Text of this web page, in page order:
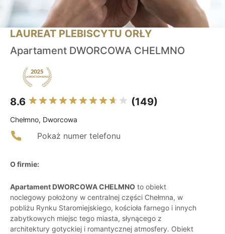
LAUREAT PLEBISCYTU ORŁY
Apartament DWORCOWA CHELMNO
8.6 (149)
Chełmno, Dworcowa
Pokaż numer telefonu
O firmie:
Apartament DWORCOWA CHELMNO to obiekt
noclegowy położony w centralnej części Chełmna, w
pobliżu Rynku Staromiejskiego, kościoła farnego i innych
zabytkowych miejsc tego miasta, słynącego z
architektury gotyckiej i romantycznej atmosfery. Obiekt